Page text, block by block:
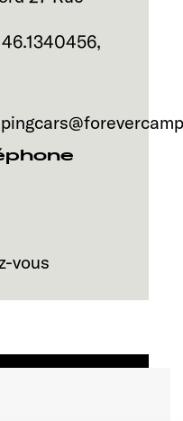
46.1340456,
vous